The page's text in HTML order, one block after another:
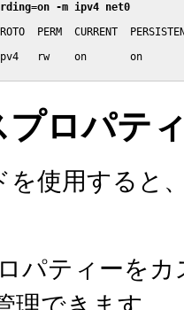
-m ipv4 net0
PERM  CURRENT
rw    on       on
ロパテ
を使用すると
パティーを
できます。